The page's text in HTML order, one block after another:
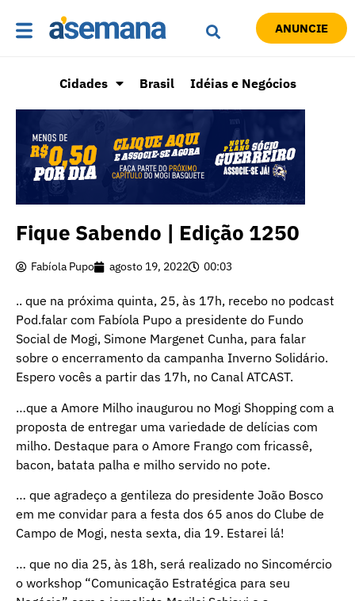
ANUNCIE
Cidades Brasil Idéias e Negócios
Fique Sabendo | Edição 1250
Fabíola Pupo agosto 19, 2022 00:03
.. que na próxima quinta, 25, às 17h, recebo no podcast
Pod.falar com Fabíola Pupo a presidente do Fundo
Social de Mogi, Simone Margenet Cunha, para falar
sobre o encerramento da campanha Inverno Solidário.
Espero vocês a partir das 17h, no Canal ATCAST.
…que a Amore Milho inaugurou no Mogi Shopping com a
proposta de entregar uma variedade de delícias com
milho. Destaque para o Amore Frango com fricassê,
bacon, batata palha e milho servido no pote.
… que agradeço a gentileza do presidente João Bosco
em me convidar para a festa dos 65 anos do Clube de
Campo de Mogi, nesta sexta, dia 19. Estarei lá!
… que no dia 25, às 18h, será realizado no Sincomércio
o workshop “Comunicação Estratégica para seu